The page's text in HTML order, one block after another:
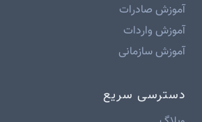
آموزش صادرات
آموزش واردات
آموزش سازمانی
دسترسی سریع